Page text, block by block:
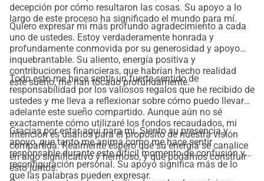
bebés, familias jóvenes y comunidades. ¿Y quién sabe? Tal
vez incluso pueda apoyarte a ti o a alguien muy querido
para ti cuando lo necesites:
apoyo durante el parto (como doula),
sanación de una historia de parto difícil (como oyente de
historias de parto),
aliento y apoyo en el desarrollo personal (como
psicoterapeuta y arteterapeuta),
orientación para alcanzar tus sueños y aspiraciones más
preciados (como gestora de sueños).
Si deseas ofrecerme un regalo de cumpleaños, puedes
apoyarme en este viaje con cualquier cantidad de dinero.
decepción por cómo resultaron las cosas. Su apoyo a lo
largo de este proceso ha significado el mundo para mí.
Quiero expresar mi más profundo agradecimiento a cada
uno de ustedes. Estoy verdaderamente honrada y
profundamente conmovida por su generosidad y apoyo
inquebrantable. Su aliento, energía positiva y
contribuciones financieras, que habrían hecho realidad
este sueño, me han tocado profundamente.
Todo esto me hace sentir un fuerte sentido de
responsabilidad por los valiosos regalos que he recibido de
ustedes y me lleva a reflexionar sobre cómo puedo llevar
adelante este sueño compartido. Aunque aún no sé
exactamente cómo utilizaré los fondos recaudados, mi
intención es usarlos para el propósito de nuestra visión
compartida. Realmente espero que su energía se canalice
en algo significativo y hermoso, y que podamos construir
esto juntos.
Gracias por estar aquí para mí. Siento su presencia y
apoyo, que tanto me anima como me hace sentir
responsable durante este difícil momento de confusión y
reconfiguración personal. Su apoyo significa más de lo
que las palabras pueden expresar.